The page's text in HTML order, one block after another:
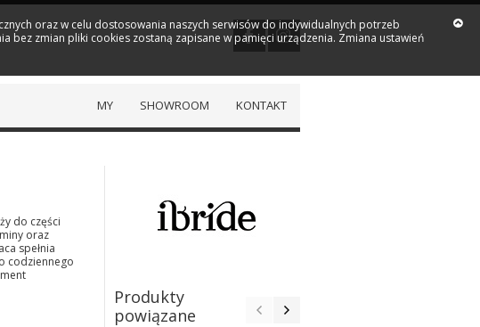
KONTAKT
SHOWROOM
MY
do części
oraz
spełnia
codziennego
Produkty
powiązane
oraz w celu dostosowania naszych serwisów do indywidualnych potrzeb
bez zmian pliki cookies zostaną zapisane w pamięci urządzenia. Zmiana ustawień